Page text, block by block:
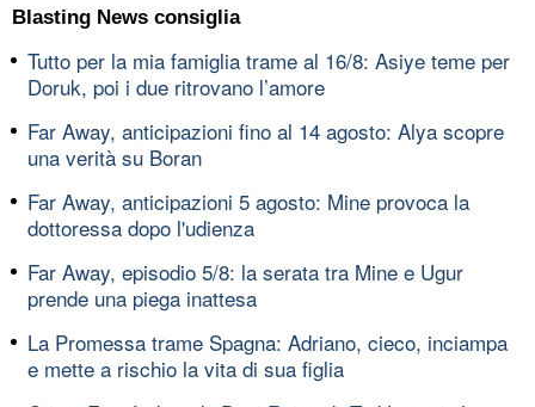
Blasting News consiglia
Tutto per la mia famiglia trame al 16/8: Asiye teme per
Doruk, poi i due ritrovano l’amore
Far Away, anticipazioni fino al 14 agosto: Alya scopre
una verità su Boran
Far Away, anticipazioni 5 agosto: Mine provoca la
dottoressa dopo l'udienza
Far Away, episodio 5/8: la serata tra Mine e Ugur
prende una piega inattesa
La Promessa trame Spagna: Adriano, cieco, inciampa
e mette a rischio la vita di sua figlia